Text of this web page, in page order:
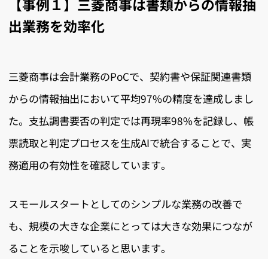
【事例１】三菱商事は書類からの情報抽
出業務を効率化
三菱商事は会計業務のPoCで、契約書や保証関連書類
からの情報抽出において平均97%の精度を達成しまし
た。支払調書要否の判定では再現率98%を記録し、帳
票読取と判定プロセスを生成AIで統合することで、実
務適用の有効性を確認しています。
スモールスタートとしてのシンプルな業務の改善で
も、規模の大きな企業にとっては大きな効果につなが
ることを示唆していると思います。